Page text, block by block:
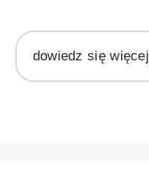
dowiedz się więcej